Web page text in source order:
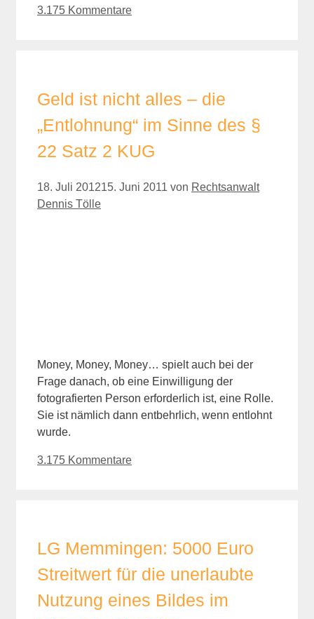
3.175 Kommentare
Geld ist nicht alles – die
„Entlohnung“ im Sinne des §
22 Satz 2 KUG
18. Juli 201215. Juni 2011 von Rechtsanwalt
Dennis Tölle
Money, Money, Money… spielt auch bei der
Frage danach, ob eine Einwilligung der
fotografierten Person erforderlich ist, eine Rolle.
Sie ist nämlich dann entbehrlich, wenn entlohnt
wurde.
3.175 Kommentare
LG Memmingen: 5000 Euro
Streitwert für die unerlaubte
Nutzung eines Bildes im